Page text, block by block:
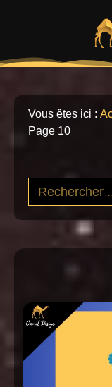
Vous êtes ici :
Page 10